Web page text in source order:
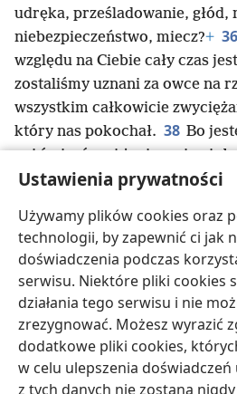
Ustawienia prywatności
Używamy plików cookies oraz
technologii, by zapewnić ci jak
doświadczenia podczas
serwisu. Niektóre pliki cookies
działania tego serwisu i nie
zrezygnować. Możesz wyrazić
dodatkowe pliki cookies,
w celu ulepszenia
z tych danych nie zostaną
udręka, prześladowanie, głód,
niebezpieczeństwo, miecz?+ 36
względu na Ciebie cały czas
zostaliśmy uznani za owce na
wszystkim całkowicie
który nas pokochał. 38 Bo
ani śmierć, ani życie, ani
rzeczy teraźniejsze, ani rzeczy
stworzenie nie zdoła nas
która się wyraża za
Jezusa, naszego Pana.
polski Udostępnij